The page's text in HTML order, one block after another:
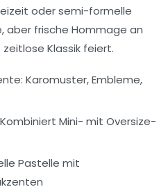
oder semi-formelle
aber frische Hommage an
Klassik feiert.
Karomuster, Embleme,
Kombiniert Mini- mit Oversize-
Pastelle mit